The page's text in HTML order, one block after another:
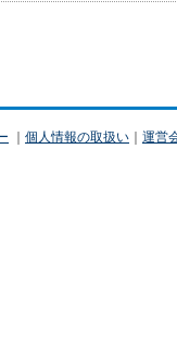
｜ 個人情報の取扱い ｜ 運営